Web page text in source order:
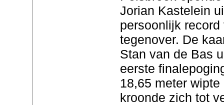
Jorian Kastelein
persoonlijk
tegenover. De
Stan van de Bas
eerste
18,65 meter
kroonde zich tot